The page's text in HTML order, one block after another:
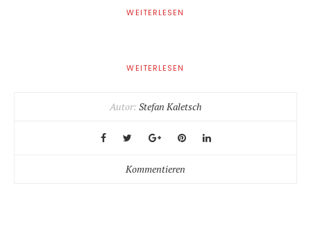
WEITERLESEN
WEITERLESEN
Autor: Stefan Kaletsch
Kommentieren